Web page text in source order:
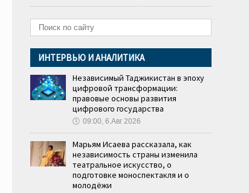
ИНТЕРВЬЮ И АНАЛИТИКА
Независимый Таджикистан в эпоху
цифровой трансформации:
правовые основы развития
цифрового государства
🕔 09:00, 6.Авг 2026
Марьям Исаева рассказала, как
независимость страны изменила
театральное искусство, о
подготовке моноспектакля и о
молодёжи